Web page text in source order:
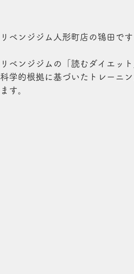
リベンジジム人形町店の鴇田です
リベンジジムの「読むダイエッ
科学的根拠に基づいたトレーニ
ます。